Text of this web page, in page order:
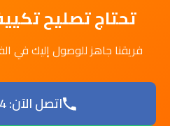
تحتاج تصليح
فريقنا جاهز للوصول إليك في
اتصل الآن: 55334254